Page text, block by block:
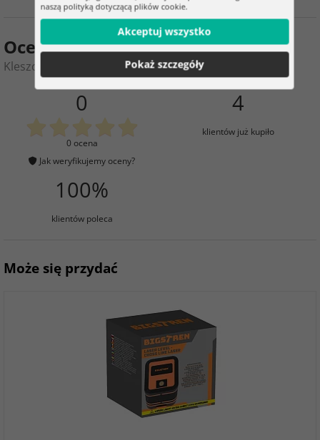
Ocena produktu
Kleszcze seger - Zestaw 4 kleszczy do segerów
0
0 ocena
Jak weryfikujemy oceny?
4
klientów już kupiło
100%
klientów poleca
Może się przydać
naszą polityką dotyczącą plików cookie.
Akceptuj wszystko
Pokaż szczegóły